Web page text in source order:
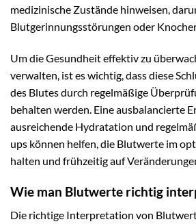
medizinische Zustände hinweisen,
Blutgerinnungsstörungen oder
Um die Gesundheit effektiv zu
verwalten, ist es wichtig, dass diese
des Blutes durch regelmäßige
behalten werden. Eine ausbalancierte
ausreichende Hydratation und
ups können helfen, die Blutwerte im
halten und frühzeitig auf
Wie man Blutwerte richtig
Die richtige Interpretation von